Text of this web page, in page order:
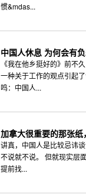
惯&mdas...
中国人休息 为何会有负
《我在他乡挺好的》前不
一种关于工作的观点引起
鸣：中国人...
加拿大很重要的那张纸
讲真，中国人是比较忌讳
不说就不说。 但就现实层
提前找...